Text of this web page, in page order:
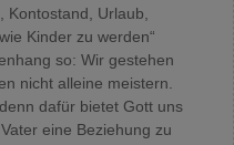
Urlaub,
Kinder zu werden“
so: Wir gestehen
nicht alleine meistern.
dafür bietet Gott uns
eine Beziehung zu